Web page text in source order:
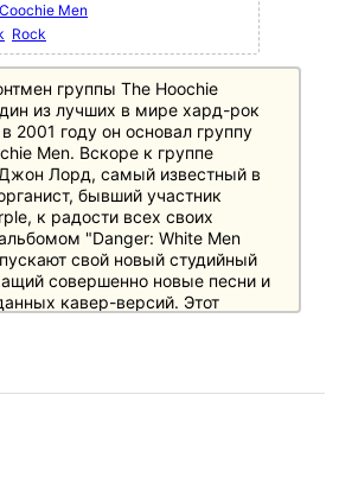
Men
Rock
группы The Hoochie
из лучших в мире хард-рок
2001 году он основал группу
Men. Вскоре к группе
Лорд, самый известный в
бывший участник
к радости всех своих
"Danger: White Men
свой новый студийный
совершенно новые песни и
кавер-версий. Этот
Барнса